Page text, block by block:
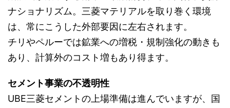
ナショナリズム。三菱マテリアルを取り巻く環境
は、常にこうした外部要因に左右されます。
チリやペルーでは鉱業への増税・規制強化の動きも
あり、計算外のコスト増もあり得ます。
セメント事業の不透明性
UBE三菱セメントの上場準備は進んでいますが、国